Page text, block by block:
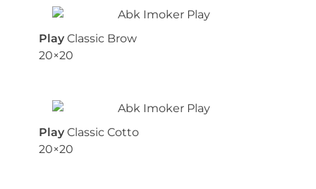
Play Classic Brow
20×20
Play Classic Cotto
20×20